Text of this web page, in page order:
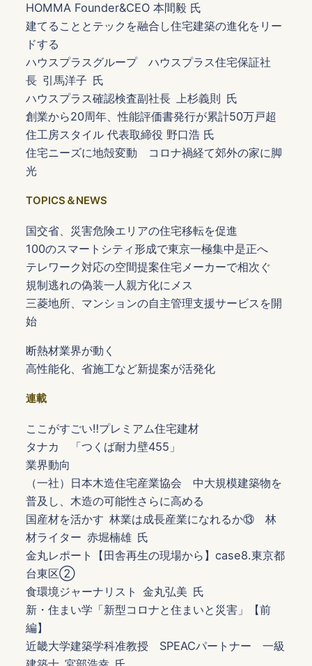
HOMMA Founder&CEO 本間毅 氏
建てることとテックを融合し住宅建築の進化をリー
ドする
ハウスプラスグループ ハウスプラス住宅保証社
長 引馬洋子 氏
ハウスプラス確認検査副社長 上杉義則 氏
創業から20周年、性能評価書発行が累計50万戸超
住工房スタイル 代表取締役 野口浩 氏
住宅ニーズに地殻変動 コロナ禍経て郊外の家に脚
光
TOPICS＆NEWS
国交省、災害危険エリアの住宅移転を促進
100のスマートシティ形成で東京一極集中是正へ
テレワーク対応の空間提案住宅メーカーで相次ぐ
規制逃れの偽装一人親方化にメス
三菱地所、マンションの自主管理支援サービスを開
始
断熱材業界が動く
高性能化、省施工など新提案が活発化
連載
ここがすごい‼プレミアム住宅建材
タナカ 「つくば耐力壁455」
業界動向
（一社）日本木造住宅産業協会 中大規模建築物を
普及し、木造の可能性さらに高める
国産材を活かす 林業は成長産業になれるか⑬ 林
材ライター 赤堀楠雄 氏
金丸レポート【田舎再生の現場から】case8.東京都
台東区②
食環境ジャーナリスト 金丸弘美 氏
新・住まい学「新型コロナと住まいと災害」【前
編】
近畿大学建築学科准教授 SPEACパートナー 一級